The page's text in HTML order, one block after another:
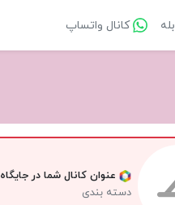
کانال واتساپ
عنوان کانال شما در جایگاه VIP
دسته بندی